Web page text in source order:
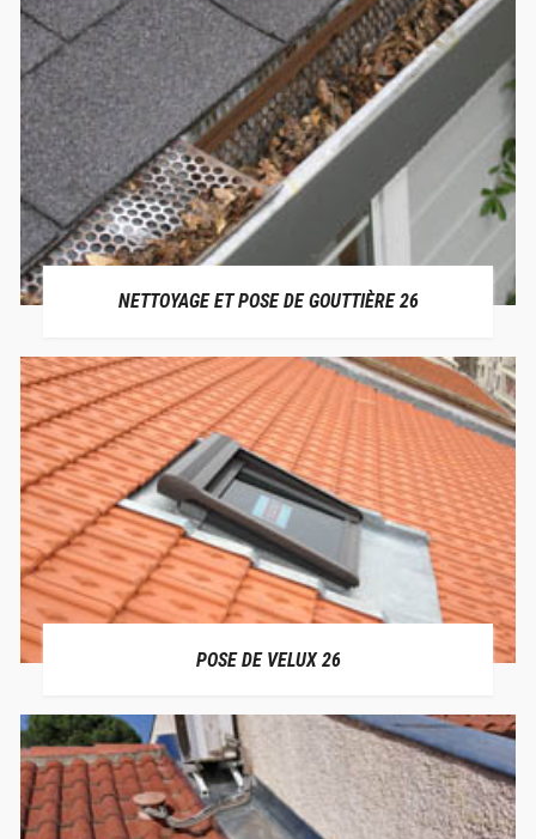
NETTOYAGE ET POSE DE GOUTTIÈRE 26
POSE DE VELUX 26